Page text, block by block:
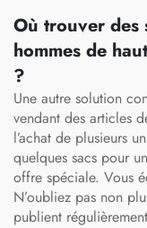
Où trouver des
hommes de
?
Une autre solution
vendant des articles
l’achat de plusieurs
quelques sacs pour
offre spéciale. Vous
N’oubliez pas non
publient